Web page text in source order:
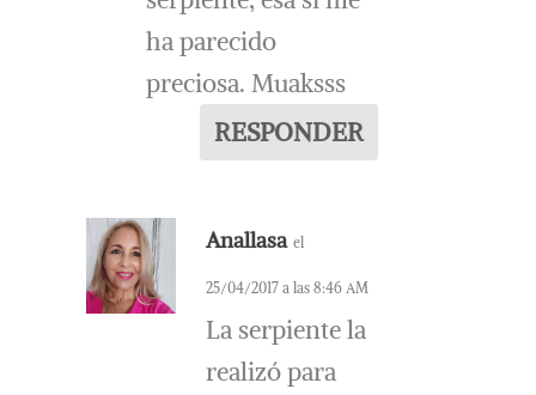
ha parecido
preciosa. Muaksss
RESPONDER
Anallasa el
25/04/2017 a las 8:46 AM
La serpiente la
realizó para